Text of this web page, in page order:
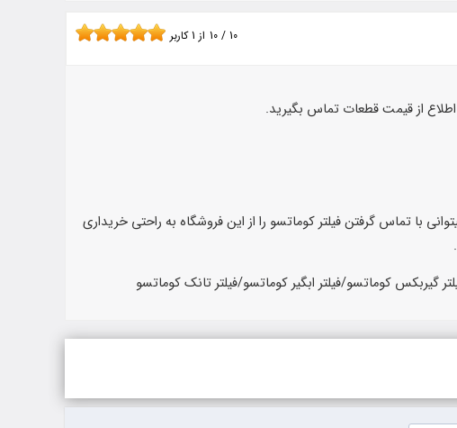
10 / 10 از 1کاربر
از قیمت قطعات تماس بگیرید.
با تماس گرفتن فیلتر کوماتسو را از این فروشگاه به راحتی خریداری
گیربکس کوماتسو/فیلتر ابگیر کوماتسو/فیلتر تانک کوماتسو